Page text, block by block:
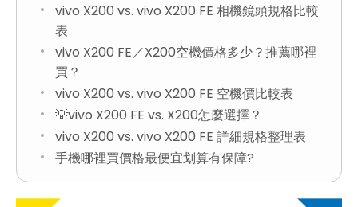
vivo X200 vs. vivo X200 FE 相機鏡頭規格比較
表
vivo X200 FE／X200空機價格多少？推薦哪裡
買？
vivo X200 vs. vivo X200 FE 空機價比較表
💡vivo X200 FE vs. X200怎麼選擇？
vivo X200 vs. vivo X200 FE 詳細規格整理表
手機哪裡買價格最便宜划算有保障?